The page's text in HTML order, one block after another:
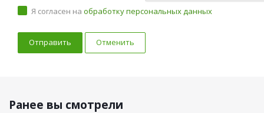
Я согласен на обработку персональных данных
Отменить
Ранее вы смотрели